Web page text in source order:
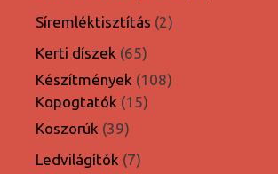
Síremléktisztítás 22
Kerti díszek 6565
termék
Készítmények 108108
Kopogtatók 1515
Koszorúk 3939
termék
Ledvilágítók 77